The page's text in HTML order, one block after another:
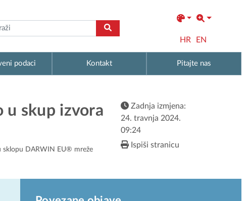
HR EN
podaci Kontakt Pitajte nas
u skup izvora
sklopu DARWIN EU® mreže
Zadnja izmjena:
24. travnja 2024.
09:24
Ispiši stranicu